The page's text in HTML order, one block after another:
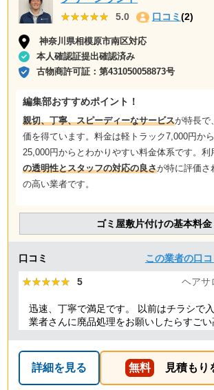
★★★★★
★★★★★ 5.0 口コミ (2)
神奈川県相模原市南区対応
本人確認証提出確認済み
古物商許可証：第431050058873号
編集部おすすめポイント！
親切、丁寧、スピーディーなサービスが特長で
価を得ています。料金は軽トラック7,000円か
25,000円からとわかりやすい料金体系です。利
の透明性とスタッフの対応の良さが特に評価さ
の高い業者です。
ゴミ屋敷片付けの基本料金
口コミ この業者の口
★★★★★
★★★★★ 5 ヘアサ
迅速、丁寧で満足です。 以前はチラシで
業者さんに廃品処理をお願いしたらすごい
うと思っております。
詳細を見る 無料 見積もり